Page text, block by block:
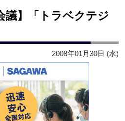
議】「トラベクテジ
2008年01月30日 (水)